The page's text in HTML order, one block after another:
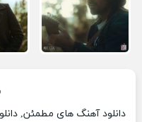
دانلود آهنگ های مطمئن,